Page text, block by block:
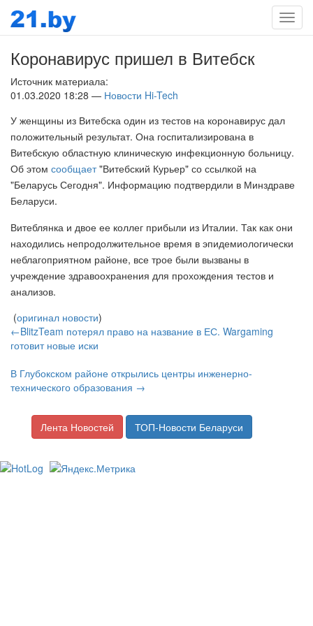
Меню
Коронавирус пришел в Витебск
Источник материала:
01.03.2020 18:28 — Новости Hi-Tech
У женщины из Витебска один из тестов на коронавирус дал
положительный результат. Она госпитализирована в
Витебскую областную клиническую инфекционную больницу.
Об этом сообщает"Витебский Курьер" со ссылкой на
"Беларусь Сегодня". Информацию подтвердили в Минздраве
Беларуси.
Витеблянка и двое ее коллег прибыли из Италии. Так как они
находились непродолжительное время в эпидемиологически
неблагоприятном районе, все трое были вызваны в
учреждение здравоохранения для прохождения тестов и
анализов.
(оригинал новости)
←BlitzTeam потерял право на название в ЕС. Wargaming
готовит новые иски
В Глубокском районе открылись центры инженерно-
технического образования →
Лента Новостей ТОП-Новости Беларуси